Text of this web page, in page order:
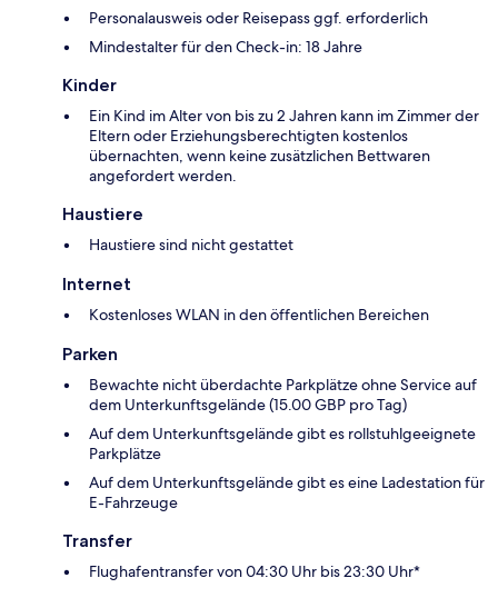
Personalausweis oder Reisepass ggf. erforderlich
Mindestalter für den Check-in: 18 Jahre
Kinder
Ein Kind im Alter von bis zu 2 Jahren kann im Zimmer der
Eltern oder Erziehungsberechtigten kostenlos
übernachten, wenn keine zusätzlichen Bettwaren
angefordert werden.
Haustiere
Haustiere sind nicht gestattet
Internet
Kostenloses WLAN in den öffentlichen Bereichen
Parken
Bewachte nicht überdachte Parkplätze ohne Service auf
dem Unterkunftsgelände (15.00 GBP pro Tag)
Auf dem Unterkunftsgelände gibt es rollstuhlgeeignete
Parkplätze
Auf dem Unterkunftsgelände gibt es eine Ladestation für
E-Fahrzeuge
Transfer
Flughafentransfer von 04:30 Uhr bis 23:30 Uhr*